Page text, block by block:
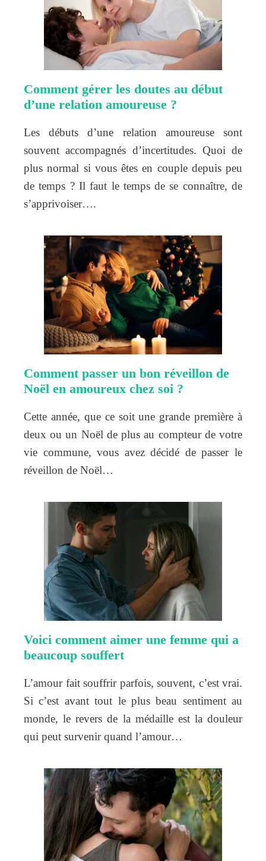
Comment gérer les doutes au début
d’une relation amoureuse ?
Les débuts d’une relation amoureuse sont
souvent accompagnés d’incertitudes. Quoi de
plus normal si vous êtes en couple depuis peu
de temps ? Il faut le temps de se connaître, de
s’apprivoiser….
Comment passer un bon réveillon de
Noël en amoureux chez soi ?
Cette année, que ce soit une grande première à
deux ou un Noël de plus au compteur de votre
vie commune, vous avez décidé de passer le
réveillon de Noël…
Voici comment aimer une femme qui a
beaucoup souffert
L’amour fait souffrir parfois, souvent, c’est vrai.
Si c’est avant tout le plus beau sentiment au
monde, le revers de la médaille est la douleur
qui peut survenir quand l’amour…